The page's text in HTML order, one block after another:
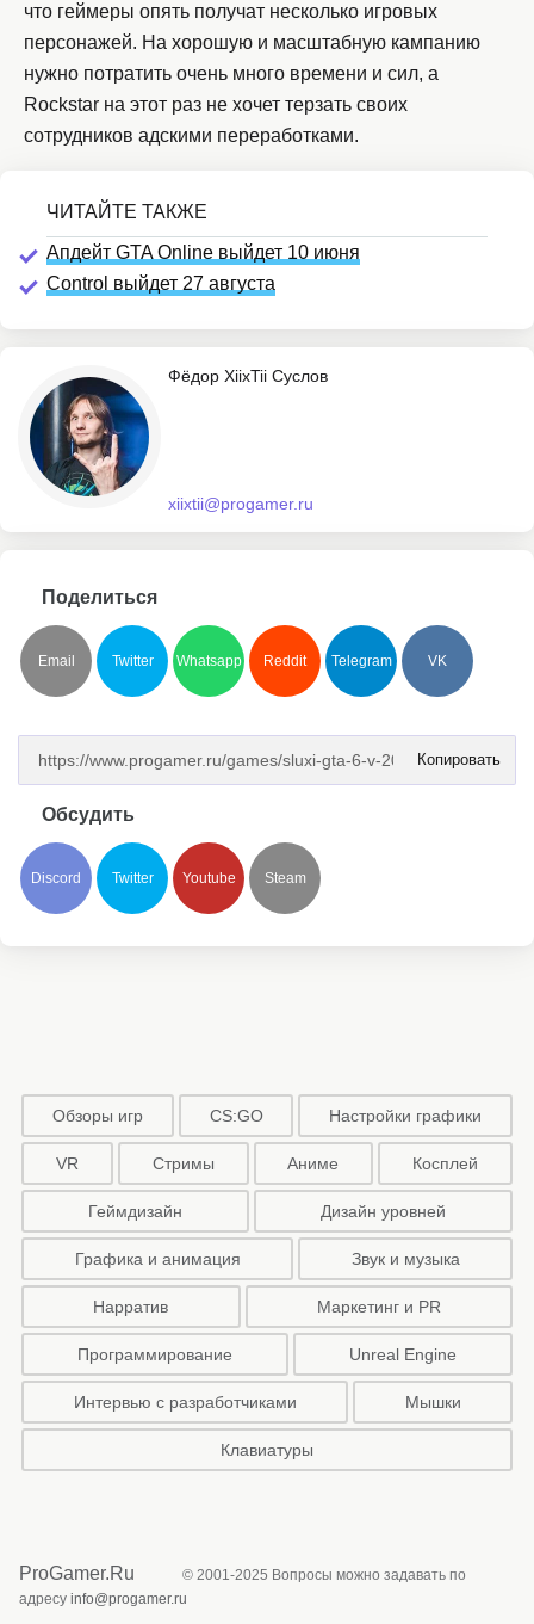
что геймеры опять получат несколько игровых
персонажей. На хорошую и масштабную кампанию
нужно потратить очень много времени и сил, а
Rockstar на этот раз не хочет терзать своих
сотрудников адскими переработками.
Апдейт GTA Online выйдет 10 июня
Control выйдет 27 августа
Фёдор XiixTii Суслов
xiixtii@progamer.ru
Поделиться
Email Twitter Whatsapp Reddit Telegram VK
Копировать
Обсудить
Discord Twitter Youtube Steam
Обзоры игр CS:GO Настройки графики
VR Стримы Аниме Косплей
Геймдизайн Дизайн уровней
Графика и анимация Звук и музыка
Нарратив Маркетинг и PR
Программирование Unreal Engine
Интервью с разработчиками Мышки
Клавиатуры
ProGamer.Ru
© 2001-2025 Вопросы можно задавать по
адресу info@progamer.ru